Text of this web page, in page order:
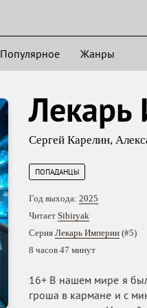
Популярное Жанры
Лекарь
Сергей Карелин,
ПОПАДАНЦЫ
Год выхода: 2025
Читает Sibiryak
Серия Лекарь Империи (#5)
8 часов 47 минут
16+ В нашем мире я был
гроша в кармане и с